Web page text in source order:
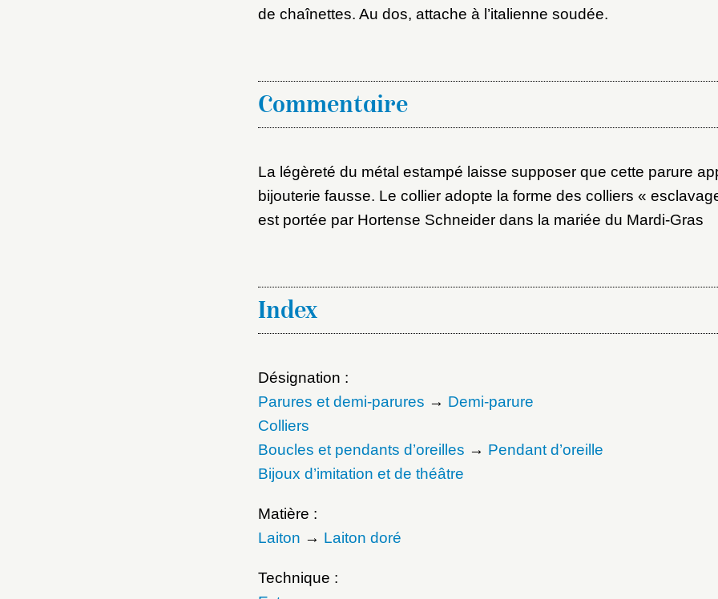
de chaînettes. Au dos, attache à l’italienne soudée.
Commentaire
La légèreté du métal estampé laisse supposer que cette parure
bijouterie fausse. Le collier adopte la forme des colliers «
est portée par Hortense Schneider dans la mariée du Mardi-Gras
Index
Désignation :
Parures et demi-parures → Demi-parure
Colliers
Boucles et pendants d’oreilles → Pendant d’oreille
Bijoux d’imitation et de théâtre
Matière :
Laiton → Laiton doré
Technique :